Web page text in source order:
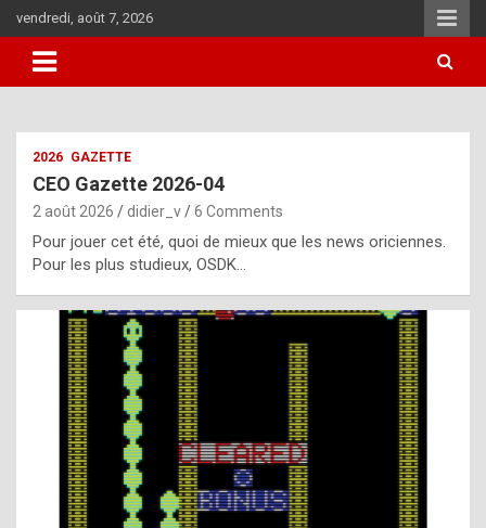
to
content
vendredi, août 7, 2026
i
u
l
y
d
i
2026 GAZETTE
CEO Gazette 2026-04
2 août 2026 didier_v 6 Comments
Pour jouer cet été, quoi de mieux que les news oriciennes.
Pour les plus studieux, OSDK…